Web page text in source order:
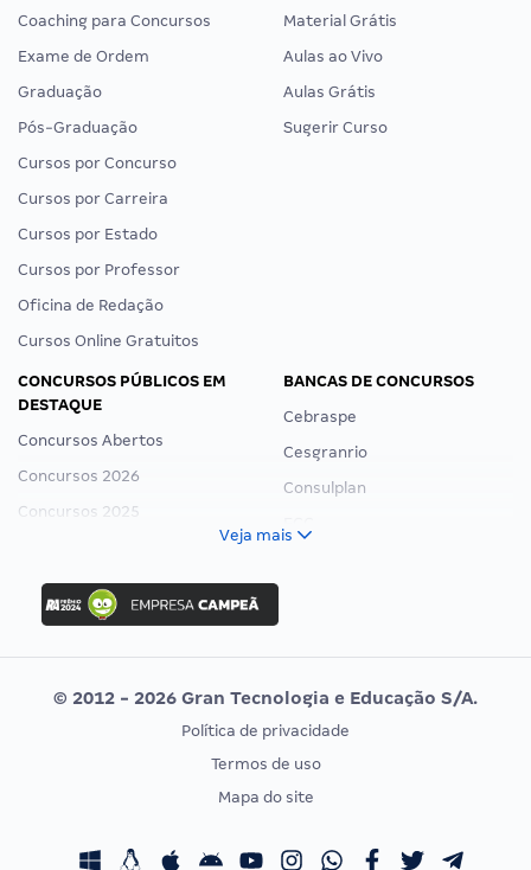
Coaching para Concursos
Exame de Ordem
Graduação
Pós-Graduação
Cursos por Concurso
Cursos por Carreira
Cursos por Estado
Cursos por Professor
Oficina de Redação
Cursos Online Gratuitos
Material Grátis
Aulas ao Vivo
Aulas Grátis
Sugerir Curso
CONCURSOS PÚBLICOS EM
DESTAQUE
Concursos Abertos
Concursos 2026
Concursos 2025
Concurso Ibama
Concurso MPU
Editais publicados
BANCAS DE CONCURSOS
Cebraspe
Cesgranrio
Consulplan
Vunesp
CONCURSOS POR PROFISSÃO
Concursos Fiscais
EXAME DE ORDEM
Calendário OAB
Veja mais
© 2012 - 2026 Gran Tecnologia e Educação S/A.
Política de privacidade
Termos de uso
Mapa do site